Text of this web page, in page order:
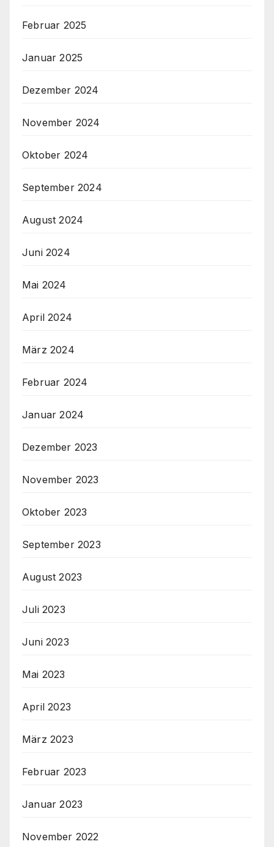
Februar 2025
Januar 2025
Dezember 2024
November 2024
Oktober 2024
September 2024
August 2024
Juni 2024
Mai 2024
April 2024
März 2024
Februar 2024
Januar 2024
Dezember 2023
November 2023
Oktober 2023
September 2023
August 2023
Juli 2023
Juni 2023
Mai 2023
April 2023
März 2023
Februar 2023
Januar 2023
November 2022